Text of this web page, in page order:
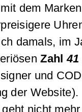
dem
damals, im
Zahl41
und
der
nicht